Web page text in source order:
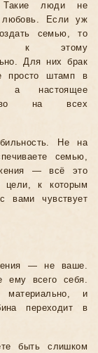
Такие люди не
любовь. Если уж
семью, то
к этому
Для них брак
штамп в
а настоящее
на всех
Не на
семью,
— всё это
цели, к которым
вами чувствует
— не ваше.
ему всего себя.
и
переходит в
быть слишком